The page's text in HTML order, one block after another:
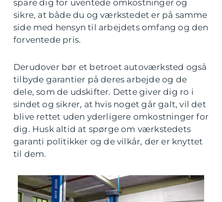
spare dig for uventede omkostninger og
sikre, at både du og værkstedet er på samme
side med hensyn til arbejdets omfang og den
forventede pris.
Derudover bør et betroet autoværksted også
tilbyde garantier på deres arbejde og de
dele, som de udskifter. Dette giver dig ro i
sindet og sikrer, at hvis noget går galt, vil det
blive rettet uden yderligere omkostninger for
dig. Husk altid at spørge om værkstedets
garanti politikker og de vilkår, der er knyttet
til dem.